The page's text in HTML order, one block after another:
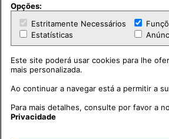
PUB
Opções:
Estritamente Necessários
Estatísticas
Este site poderá usar cookies para lhe
mais personalizada.
Ao continuar a navegar está a permitir a
Para mais detalhes, consulte por favor a
Privacidade